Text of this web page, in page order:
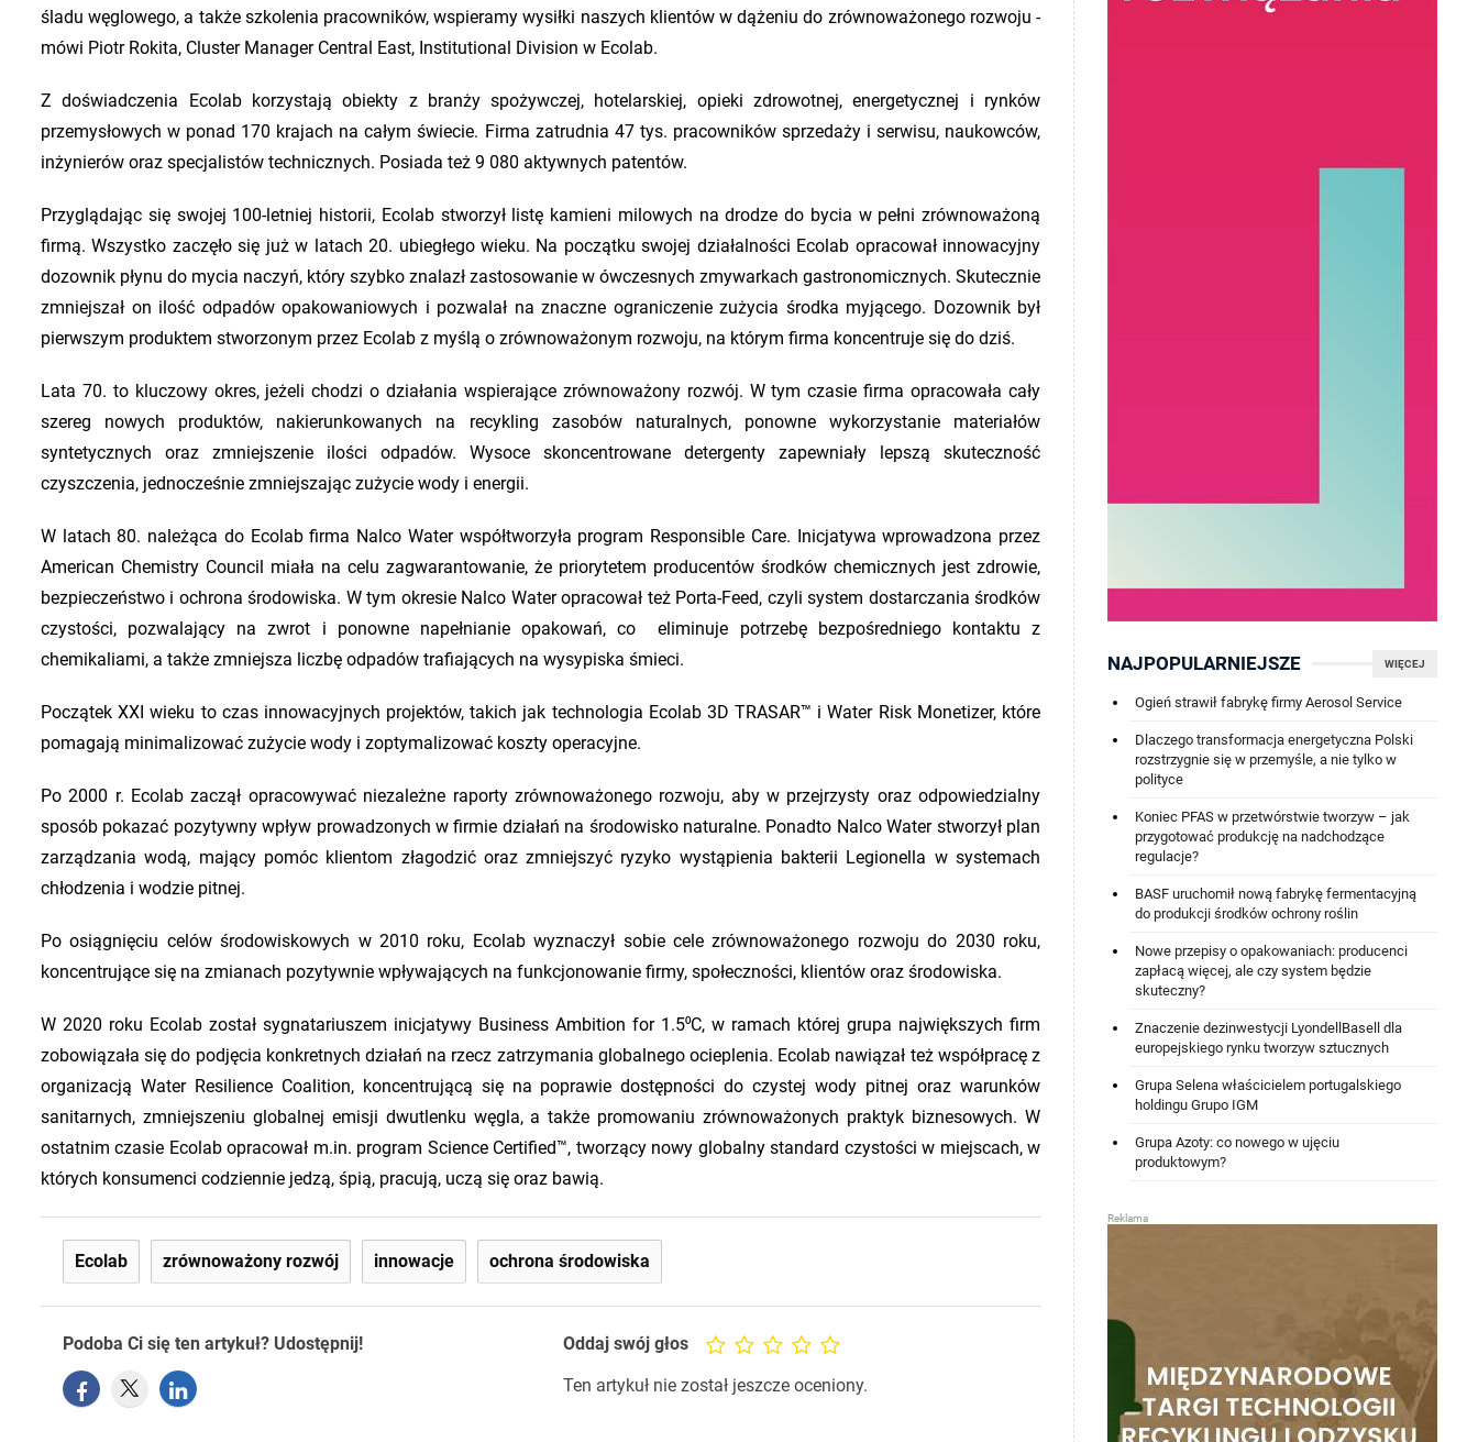
śladu węglowego, a także szkolenia pracowników, wspieramy wysiłki naszych klientów w dążeniu do zrównoważonego rozwoju -
mówi Piotr Rokita, Cluster Manager Central East, Institutional Division w Ecolab.
Z doświadczenia Ecolab korzystają obiekty z branży spożywczej, hotelarskiej, opieki zdrowotnej, energetycznej i rynków
przemysłowych w ponad 170 krajach na całym świecie. Firma zatrudnia 47 tys. pracowników sprzedaży i serwisu, naukowców,
inżynierów oraz specjalistów technicznych. Posiada też 9 080 aktywnych patentów.
Przyglądając się swojej 100-letniej historii, Ecolab stworzył listę kamieni milowych na drodze do bycia w pełni zrównoważoną
firmą. Wszystko zaczęło się już w latach 20. ubiegłego wieku. Na początku swojej działalności Ecolab opracował innowacyjny
dozownik płynu do mycia naczyń, który szybko znalazł zastosowanie w ówczesnych zmywarkach gastronomicznych. Skutecznie
zmniejszał on ilość odpadów opakowaniowych i pozwalał na znaczne ograniczenie zużycia środka myjącego. Dozownik był
pierwszym produktem stworzonym przez Ecolab z myślą o zrównoważonym rozwoju, na którym firma koncentruje się do dziś.
Lata 70. to kluczowy okres, jeżeli chodzi o działania wspierające zrównoważony rozwój. W tym czasie firma opracowała cały
szereg nowych produktów, nakierunkowanych na recykling zasobów naturalnych, ponowne wykorzystanie materiałów
syntetycznych oraz zmniejszenie ilości odpadów. Wysoce skoncentrowane detergenty zapewniały lepszą skuteczność
czyszczenia, jednocześnie zmniejszając zużycie wody i energii.
W latach 80. należąca do Ecolab firma Nalco Water współtworzyła program Responsible Care. Inicjatywa wprowadzona przez
American Chemistry Council miała na celu zagwarantowanie, że priorytetem producentów środków chemicznych jest zdrowie,
bezpieczeństwo i ochrona środowiska. W tym okresie Nalco Water opracował też Porta-Feed, czyli system dostarczania środków
czystości, pozwalający na zwrot i ponowne napełnianie opakowań, co eliminuje potrzebę bezpośredniego kontaktu z
chemikaliami, a także zmniejsza liczbę odpadów trafiających na wysypiska śmieci.
Początek XXI wieku to czas innowacyjnych projektów, takich jak technologia Ecolab 3D TRASAR™ i Water Risk Monetizer, które
pomagają minimalizować zużycie wody i zoptymalizować koszty operacyjne.
Po 2000 r. Ecolab zaczął opracowywać niezależne raporty zrównoważonego rozwoju, aby w przejrzysty oraz odpowiedzialny
sposób pokazać pozytywny wpływ prowadzonych w firmie działań na środowisko naturalne. Ponadto Nalco Water stworzył plan
zarządzania wodą, mający pomóc klientom złagodzić oraz zmniejszyć ryzyko wystąpienia bakterii Legionella w systemach
chłodzenia i wodzie pitnej.
Po osiągnięciu celów środowiskowych w 2010 roku, Ecolab wyznaczył sobie cele zrównoważonego rozwoju do 2030 roku,
koncentrujące się na zmianach pozytywnie wpływających na funkcjonowanie firmy, społeczności, klientów oraz środowiska.
W 2020 roku Ecolab został sygnatariuszem inicjatywy Business Ambition for 1.5⁰C, w ramach której grupa największych firm
zobowiązała się do podjęcia konkretnych działań na rzecz zatrzymania globalnego ocieplenia. Ecolab nawiązał też współpracę z
organizacją Water Resilience Coalition, koncentrującą się na poprawie dostępności do czystej wody pitnej oraz warunków
sanitarnych, zmniejszeniu globalnej emisji dwutlenku węgla, a także promowaniu zrównoważonych praktyk biznesowych. W
ostatnim czasie Ecolab opracował m.in. program Science Certified™, tworzący nowy globalny standard czystości w miejscach, w
których konsumenci codziennie jedzą, śpią, pracują, uczą się oraz bawią.
Ecolab zrównoważony rozwój innowacje ochrona środowiska
Podoba Ci się ten artykuł? Udostępnij! Oddaj swój głos
Ten artykuł nie został jeszcze oceniony.
WIĘCEJ
NAJPOPULARNIEJSZE
Ogień strawił fabrykę firmy Aerosol Service
Dlaczego transformacja energetyczna Polski
rozstrzygnie się w przemyśle, a nie tylko w
polityce
Koniec PFAS w przetwórstwie tworzyw – jak
przygotować produkcję na nadchodzące
regulacje?
BASF uruchomił nową fabrykę fermentacyjną
do produkcji środków ochrony roślin
Nowe przepisy o opakowaniach: producenci
zapłacą więcej, ale czy system będzie
skuteczny?
Znaczenie dezinwestycji LyondellBasell dla
europejskiego rynku tworzyw sztucznych
Grupa Selena właścicielem portugalskiego
holdingu Grupo IGM
Grupa Azoty: co nowego w ujęciu
produktowym?